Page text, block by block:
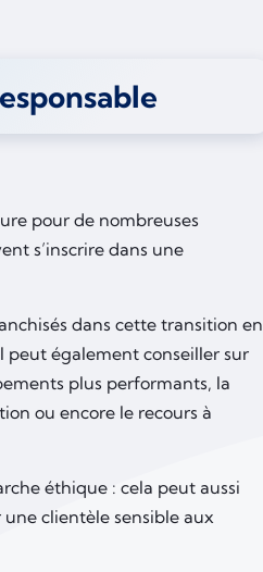
pour de nombreuses
s’inscrire dans une
dans cette transition en
peut également conseiller sur
plus performants, la
ou encore le recours à
éthique : cela peut aussi
clientèle sensible aux